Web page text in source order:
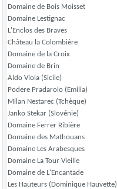
Domaine de Bois Moisset
Domaine Lestignac
L'Enclos des Braves
Château la Colombière
Domaine de la Croix
Domaine de Brin
Aldo Viola (Sicile)
Podere Pradarolo (Emilia)
Milan Nestarec (Tchèque)
Janko Stekar (Slovénie)
Domaine Ferrer Ribière
Domaine des Mathouans
Domaine Les Arabesques
Domaine La Tour Vieille
Domaine de L'Encantade
Les Hauteurs (Dominique Hauvette)